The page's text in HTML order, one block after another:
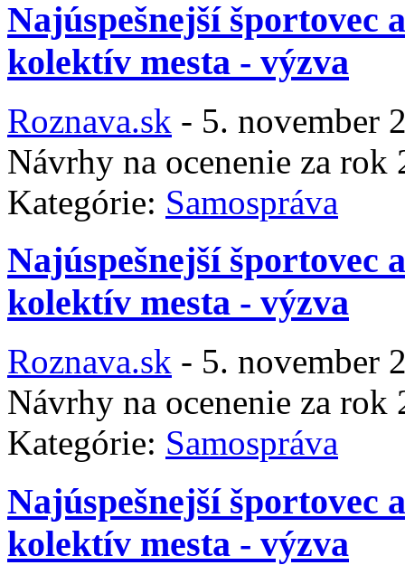
Najúspešnejší športovec
kolektív mesta - výzva
Roznava.sk - 5. november
Návrhy na ocenenie za rok
Kategórie: Samospráva
Najúspešnejší športovec
kolektív mesta - výzva
Roznava.sk - 5. november
Návrhy na ocenenie za rok
Kategórie: Samospráva
Najúspešnejší športovec
kolektív mesta - výzva